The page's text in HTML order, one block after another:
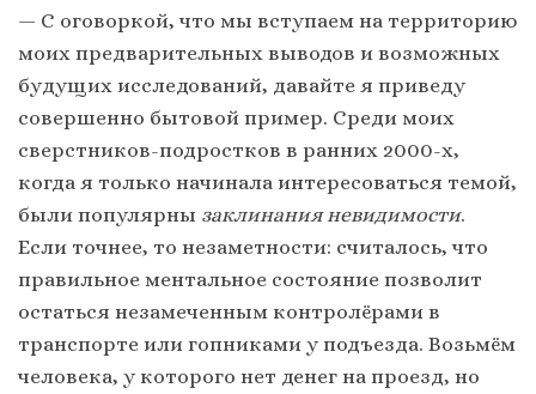
— С оговоркой, что мы вступаем на территорию
моих предварительных выводов и возможных
будущих исследований, давайте я приведу
совершенно бытовой пример. Среди моих
сверстников-подростков в ранних 2000-х,
когда я только начинала интересоваться темой,
были популярны заклинания невидимости.
Если точнее, то незаметности: считалось, что
правильное ментальное состояние позволит
остаться незамеченным контролёрами в
транспорте или гопниками у подъезда. Возьмём
человека, у которого нет денег на проезд, но